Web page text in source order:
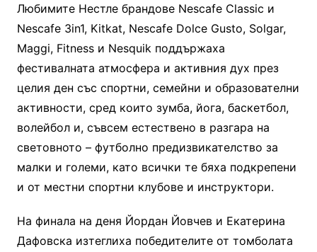
Любимите Нестле брандове Nescafe Classic и
Nescafe 3in1, Kitkat, Nescafe Dolce Gusto, Solgar,
Maggi, Fitness и Nesquik поддържаха
фестивалната атмосфера и активния дух през
целия ден със спортни, семейни и образователни
активности, сред които зумба, йога, баскетбол,
волейбол и, съвсем естествено в разгара на
световното – футболно предизвикателство за
малки и големи, като всички те бяха подкрепени
и от местни спортни клубове и инструктори.
На финала на деня Йордан Йовчев и Екатерина
Дафовска изтеглиха победителите от томболата